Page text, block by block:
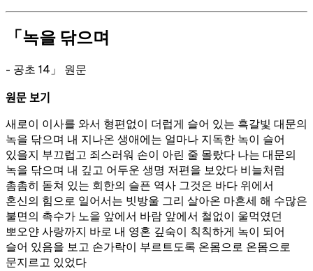
「녹을 닦으며
- 공초 14」 원문
원문 보기
새로이 이사를 와서 형편없이 더럽게 슬어 있는 흑갈빛 대문의
녹을 닦으며 내 지나온 생애에는 얼마나 지독한 녹이 슬어
있을지 부끄럽고 죄스러워 손이 아린 줄 몰랐다 나는 대문의
녹을 닦으며 내 깊고 어두운 생명 저편을 보았다 비늘처럼
촘촘히 돋쳐 있는 회한의 슬픈 역사 그것은 바다 위에서
혼신의 힘으로 일어서는 빗방울 그리 살아온 마흔세 해 수많은
불면의 촉수가 노을 앞에서 바람 앞에서 철없이 울먹였던
뽀오얀 사랑까지 바로 내 영혼 깊숙이 칙칙하게 녹이 되어
슬어 있음을 보고 손가락이 부르트도록 온몸으로 온몸으로
문지르고 있었다